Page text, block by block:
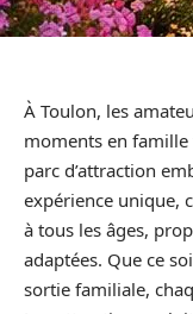
À Toulon, les
moments en
parc d’attraction
expérience unique,
à tous les âges,
adaptées. Que ce
sortie familiale,